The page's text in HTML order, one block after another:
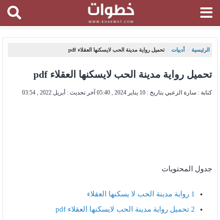
الرئيسية ، أدبيات ، تحميل رواية مدينة الحب لايسكنها العقلاء pdf
تحميل رواية مدينة الحب لايسكنها العقلاء pdf
كتابة : سارة الزعبي بتاريخ : 10 يناير 2024 , 05:40 آخر تحديث : أبريل 2022 , 03:54
جدول المحتويات
1 رواية مدينة الحب لا يسكنها العقلاء
2 تحميل رواية مدينة الحب لايسكنها العقلاء pdf